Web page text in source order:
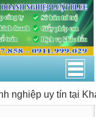
uy tín tại